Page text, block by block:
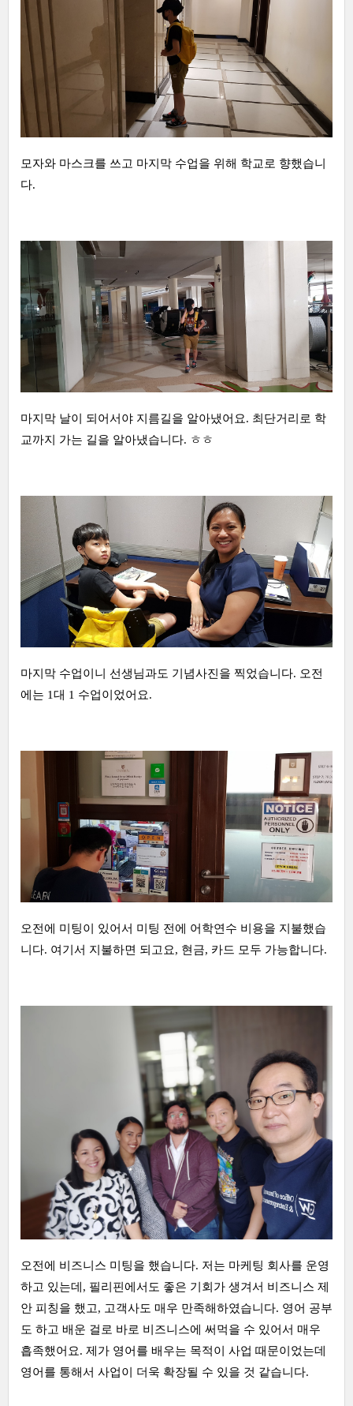
모자와 마스크를 쓰고 마지막 수업을 위해 학교로 향했습니
다.
마지막 날이 되어서야 지름길을 알아냈어요. 최단거리로 학
교까지 가는 길을 알아냈습니다. ㅎㅎ
마지막 수업이니 선생님과도 기념사진을 찍었습니다. 오전
에는 1대 1 수업이었어요.
오전에 미팅이 있어서 미팅 전에 어학연수 비용을 지불했습
니다. 여기서 지불하면 되고요, 현금, 카드 모두 가능합니다.
오전에 비즈니스 미팅을 했습니다. 저는 마케팅 회사를 운영
하고 있는데, 필리핀에서도 좋은 기회가 생겨서 비즈니스 제
안 피칭을 했고, 고객사도 매우 만족해하였습니다. 영어 공부
도 하고 배운 걸로 바로 비즈니스에 써먹을 수 있어서 매우
흡족했어요. 제가 영어를 배우는 목적이 사업 때문이었는데
영어를 통해서 사업이 더욱 확장될 수 있을 것 같습니다.